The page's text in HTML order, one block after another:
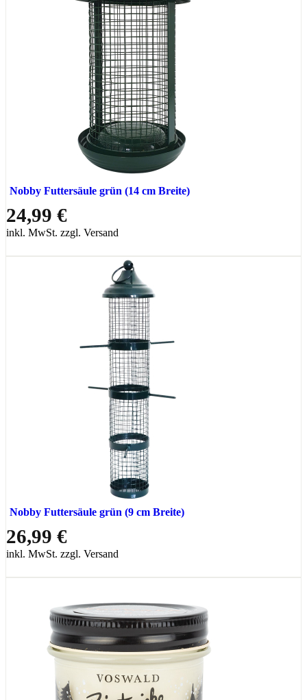
Nobby Futtersäule grün (14 cm Breite)
24,99 €
inkl. MwSt. zzgl. Versand
Nobby Futtersäule grün (9 cm Breite)
26,99 €
inkl. MwSt. zzgl. Versand